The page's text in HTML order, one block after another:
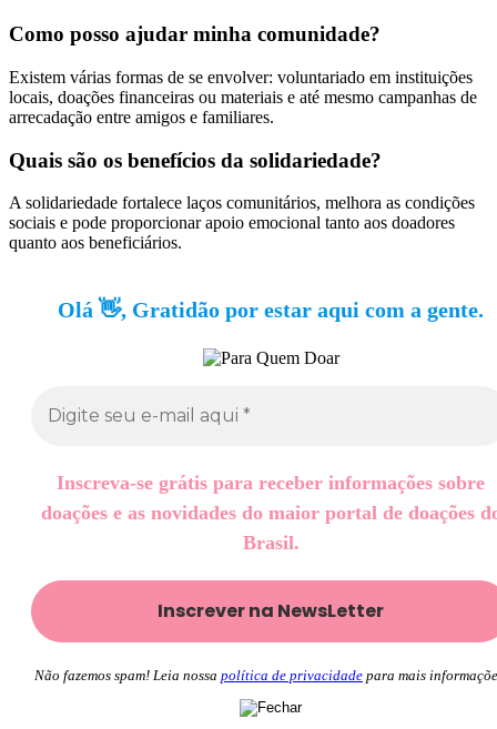
Como posso ajudar minha comunidade?
Existem várias formas de se envolver: voluntariado em instituições
locais, doações financeiras ou materiais e até mesmo campanhas de
arrecadação entre amigos e familiares.
Quais são os benefícios da solidariedade?
A solidariedade fortalece laços comunitários, melhora as condições
sociais e pode proporcionar apoio emocional tanto aos doadores
quanto aos beneficiários.
Olá 👋, Gratidão por estar aqui com a gente.
Inscreva-se grátis para receber informações sobre
doações e as novidades do maior portal de doações
Brasil.
Não fazemos spam! Leia nossa política de privacidade para mais